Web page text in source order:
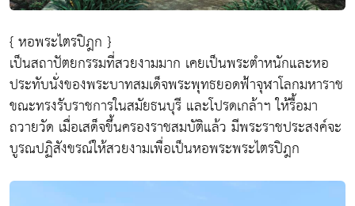
{ หอพระไตรปิฎก }
เป็นสถาปัตยกรรมที่สวยงามมาก เคยเป็นพระตำหนักและหอ
ประทับนั่งของพระบาทสมเด็จพระพุทธยอดฟ้าจุฬาโลกมหาราช
ขณะทรงรับราชการในสมัยธนบุรี และโปรดเกล้าฯ ให้รื้อมา
ถวายวัด เมื่อเสด็จขึ้นครองราชสมบัติแล้ว มีพระราชประสงค์จะ
บูรณปฏิสังขรณ์ให้สวยงามเพื่อเป็นหอพระพระไตรปิฎก​